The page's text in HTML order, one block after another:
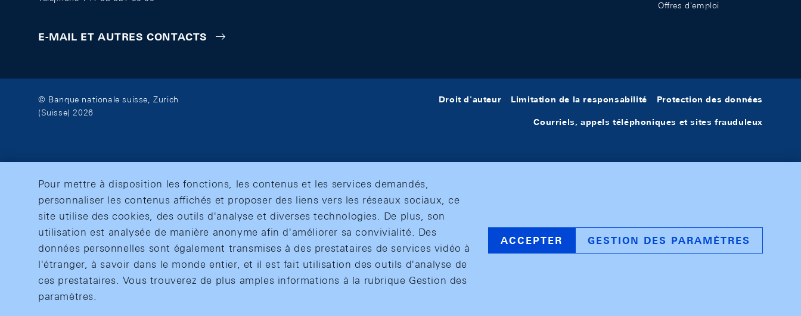
E-MAIL ET AUTRES CONTACTS
Offres d'emploi
© Banque nationale suisse, Zurich
(Suisse) 2026
Droit d'auteur Limitation de la responsabilité Protection des données
Courriels, appels téléphoniques et sites frauduleux
Pour mettre à disposition les fonctions, les contenus et les services demandés,
personnaliser les contenus affichés et proposer des liens vers les réseaux sociaux, ce
site utilise des cookies, des outils d'analyse et diverses technologies. De plus, son
utilisation est analysée de manière anonyme afin d'améliorer sa convivialité. Des
données personnelles sont également transmises à des prestataires de services vidéo à
l'étranger, à savoir dans le monde entier, et il est fait utilisation des outils d'analyse de
ces prestataires. Vous trouverez de plus amples informations à la rubrique Gestion des
paramètres.
ACCEPTER GESTION DES PARAMÈTRES